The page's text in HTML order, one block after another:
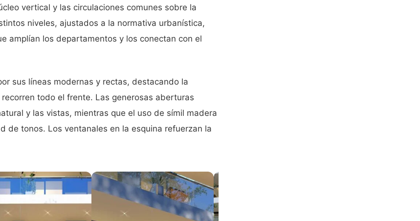
vertical y las circulaciones comunes sobre la
niveles, ajustados a la normativa urbanística,
amplían los departamentos y los conectan con el
sus líneas modernas y rectas, destacando la
todo el frente. Las generosas aberturas
y las vistas, mientras que el uso de símil madera
de tonos. Los ventanales en la esquina refuerzan la